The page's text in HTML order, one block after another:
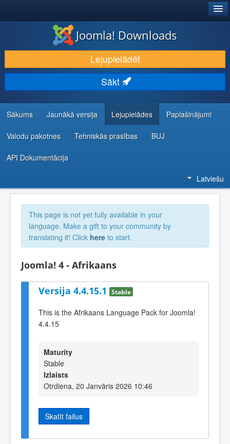
LEJUPIELĀDĒT UN PAPLAŠINĀT
ATKLĀJ UN IEMĀCIES
KOPIENA UN ATBALSTS
IZSTRĀDĀTĀJU RESURSI
Joomla! Downloads
Lejupielādēt
Sākt
Sākums Jaunākā versija Lejupielādes Paplašinājumi
Valodu pakotnes Tehniskās prasības BUJ
API Dokumentācija
Latviešu
This page is not yet fully available in your
language. Make a gift to your community by
translating it! Click here to start.
Joomla! 4 - Afrikaans
Versija 4.4.15.1 Stable
This is the Afrikaans Language Pack for Joomla!
4.4.15
Maturity
Stable
Izlaists
Otrdiena, 20 Janvāris 2026 10:46
Skatīt failus